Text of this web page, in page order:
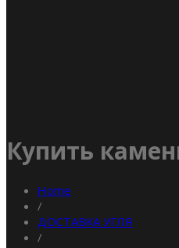
Купить
Home
/
ДОСТАВКА УГЛЯ
/